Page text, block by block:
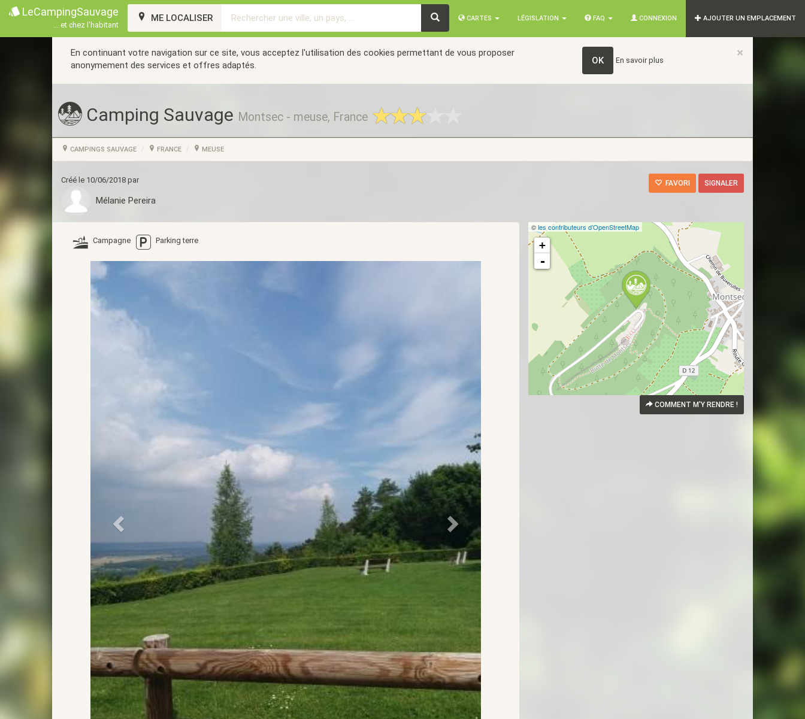
LeCampingSauvage
... et chez l'habitant
CARTES LÉGISLATION FAQ CONNEXION AJOUTER UN EMPLACEMENT
ME LOCALISER
×
En continuant votre navigation sur ce site, vous acceptez l'utilisation des cookies permettant de vous proposer
anonymement des services et offres adaptés.
OK En savoir plus
Camping Sauvage Montsec - meuse, France
CAMPINGS SAUVAGE FRANCE MEUSE
Créé le 10/06/2018 par
Mélanie Pereira
FAVORI SIGNALER
Campagne Parking terre
©les contributeurs d’OpenStreetMap
+
-
COMMENT M'Y RENDRE !